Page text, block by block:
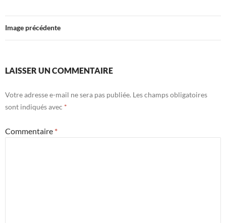
Image précédente
LAISSER UN COMMENTAIRE
Votre adresse e-mail ne sera pas publiée. Les champs obligatoires
sont indiqués avec *
Commentaire *